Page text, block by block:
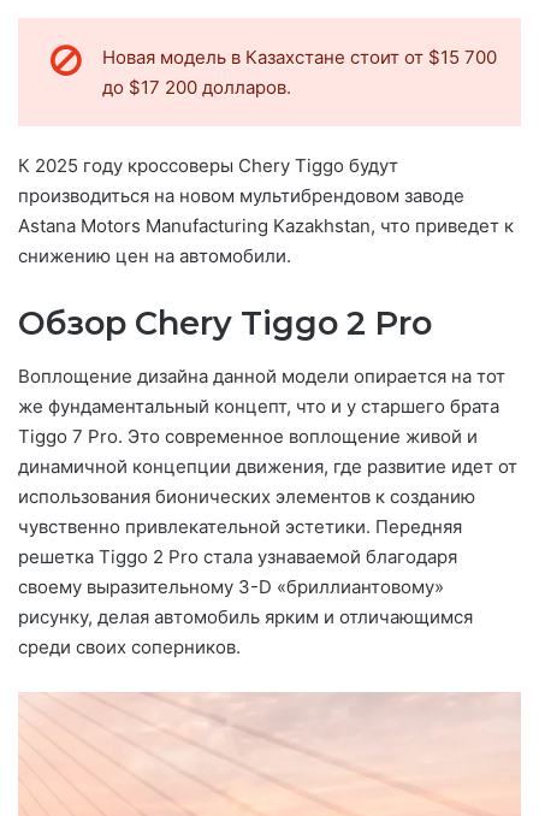
Новая модель в Казахстане стоит от $15 700
до $17 200 долларов.
К 2025 году кроссоверы Chery Tiggo будут
производиться на новом мультибрендовом заводе
Astana Motors Manufacturing Kazakhstan, что приведет к
снижению цен на автомобили.
Обзор Chery Tiggo 2 Pro
Воплощение дизайна данной модели опирается на тот
же фундаментальный концепт, что и у старшего брата
Tiggo 7 Pro. Это современное воплощение живой и
динамичной концепции движения, где развитие идет от
использования бионических элементов к созданию
чувственно привлекательной эстетики. Передняя
решетка Tiggo 2 Pro стала узнаваемой благодаря
своему выразительному 3-D «бриллиантовому»
рисунку, делая автомобиль ярким и отличающимся
среди своих соперников.